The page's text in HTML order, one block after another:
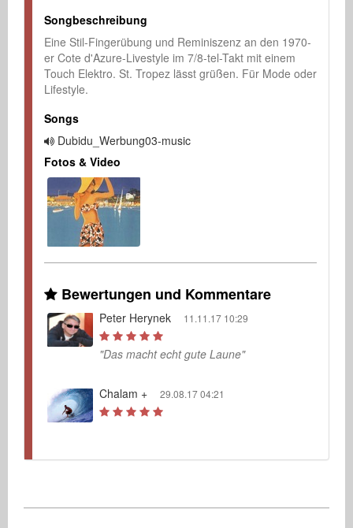
Songbeschreibung
Eine Stil-Fingerübung und Reminiszenz an den 1970-
er Cote d'Azure-Livestyle im 7/8-tel-Takt mit einem
Touch Elektro. St. Tropez lässt grüßen. Für Mode oder
Lifestyle.
Songs
Dubidu_Werbung03-music
Fotos & Video
Bewertungen und Kommentare
Peter Herynek 11.11.17 10:29
"Das macht echt gute Laune"
Chalam + 29.08.17 04:21